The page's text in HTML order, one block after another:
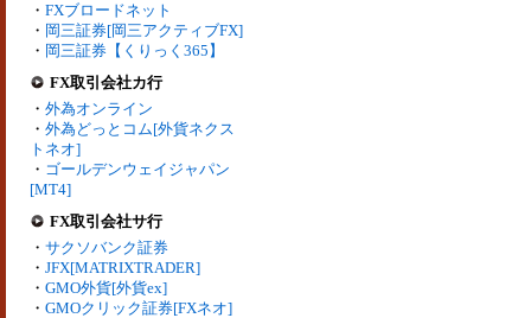
・ FXブロードネット
・ 岡三証券[岡三アクティブFX]
・ 岡三証券【くりっく365】
FX取引会社カ行
・ 外為オンライン
・ 外為どっとコム[外貨ネクス
トネオ]
・ ゴールデンウェイジャパン
[MT4]
FX取引会社サ行
・ サクソバンク証券
・ JFX[MATRIXTRADER]
・ GMO外貨[外貨ex]
・ GMOクリック証券[FXネオ]